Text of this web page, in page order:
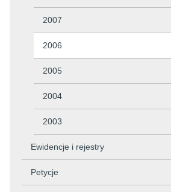
2007
2006
2005
2004
2003
Ewidencje i rejestry
Petycje